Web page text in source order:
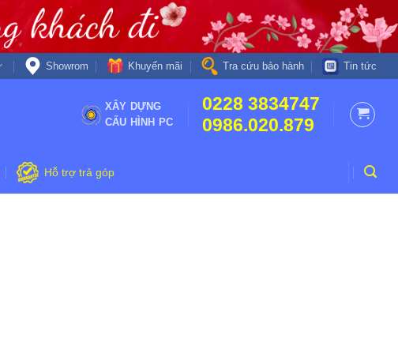
Showrom Khuyến mãi Tra cứu bảo hành Tin tức
XÂY DỰNG
CẤU HÌNH PC
0228 3834747
0986.020.879
Hỗ trợ trả góp